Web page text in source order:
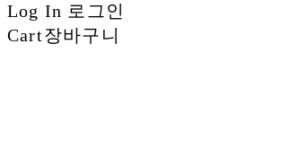
Log In 로그인
Cart장바구니